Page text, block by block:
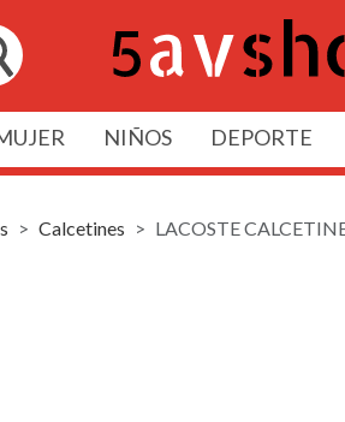
NIÑOS DEPORTE
Calcetines LACOSTE